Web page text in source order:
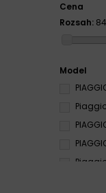
Cena
Rozsah:
Model
Piaggio